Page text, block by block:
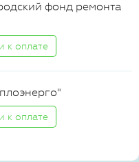
фонд ремонта
к оплате
к оплате